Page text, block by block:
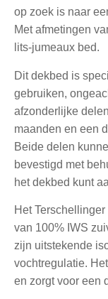
op zoek is naar
Met afmetingen
lits-jumeaux bed.
Dit dekbed is
gebruiken,
afzonderlijke
maanden en een
Beide delen
bevestigd met
het dekbed kunt
Het
van 100% IWS
zijn uitstekende
vochtregulatie.
en zorgt voor een